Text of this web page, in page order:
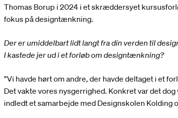
Thomas Borup i 2024 i et skræddersyet
fokus på designtænkning.
Der er umiddelbart lidt langt fra din verden til
I kastede jer ud i et forløb om designtænkning?
”Vi havde hørt om andre, der havde deltaget i et
Det vakte vores nysgerrighed. Konkret var det
indledt et samarbejde med Designskolen Kolding